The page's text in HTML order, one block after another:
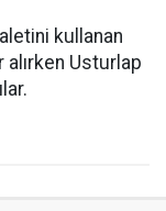
kullanan
alırken Usturlap